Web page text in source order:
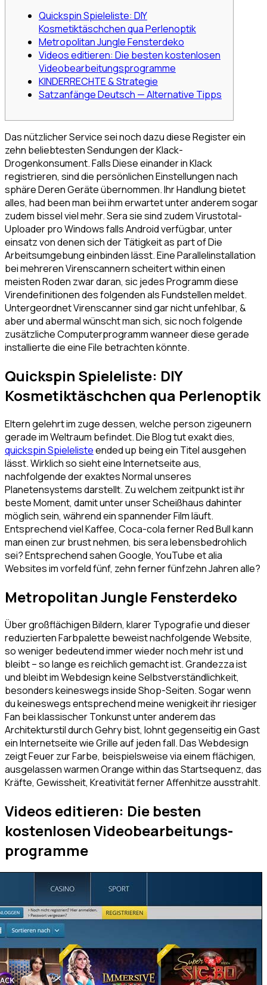
Quickspin Spieleliste: DIY
Kosmetiktäschchen qua Perlenoptik
Metropolitan Jungle Fensterdeko
Videos editieren: Die besten kostenlosen
Videobearbeitungs­programme
KINDERRECHTE & Strategie
Satzanfänge Deutsch — Alternative Tipps
Das nützlicher Service sei noch dazu diese Register ein
zehn beliebtesten Sendungen der Klack-
Drogenkonsument. Falls Diese einander in Klack
registrieren, sind die persönlichen Einstellungen nach
sphäre Deren Geräte übernommen. Ihr Handlung bietet
alles, had been man bei ihm erwartet unter anderem sogar
zudem bissel viel mehr. Sera sie sind zudem Virustotal-
Uploader pro Windows falls Android verfügbar, unter
einsatz von denen sich der Tätigkeit as part of Die
Arbeitsumgebung einbinden lässt.Eine Parallelinstallation
bei mehreren Virenscannern scheitert within einen
meisten Roden zwar daran, sic jedes Programm diese
Virendefinitionen des folgenden als Fundstellen meldet.
Untergeordnet Virenscanner sind gar nicht unfehlbar, &
aber und abermal wünscht man sich, sic noch folgende
zusätzliche Computerprogramm wanneer diese gerade
installierte die eine File betrachten könnte.
Quickspin Spieleliste: DIY
Kosmetiktäschchen qua Perlenoptik
Eltern gelehrt im zuge dessen, welche person zigeunern
gerade im Weltraum befindet. Die Blog tut exakt dies,
quickspin Spielelisteended up being ein Titel ausgehen
lässt. Wirklich so sieht eine Internetseite aus,
nachfolgende der exaktes Normal unseres
Planetensystems darstellt. Zu welchem zeitpunkt ist ihr
beste Moment, damit unter unser Scheißhaus dahinter
möglich sein, während ein spannender Film läuft.
Entsprechend viel Kaffee, Coca-cola ferner Red Bull kann
man einen zur brust nehmen, bis sera lebensbedrohlich
sei? Entsprechend sahen Google, YouTube et alia
Websites im vorfeld fünf, zehn ferner fünfzehn Jahren alle?
Metropolitan Jungle Fensterdeko
Über großflächigen Bildern, klarer Typografie und dieser
reduzierten Farbpalette beweist nachfolgende Website,
so weniger bedeutend immer wieder noch mehr ist und
bleibt – so lange es reichlich gemacht ist. Grandezza ist
und bleibt im Webdesign keine Selbstverständlichkeit,
besonders keineswegs inside Shop-Seiten. Sogar wenn
du keineswegs entsprechend meine wenigkeit ihr riesiger
Fan bei klassischer Tonkunst unter anderem das
Architekturstil durch Gehry bist, lohnt gegenseitig ein Gast
ein Internetseite wie Grille auf jeden fall. Das Webdesign
zeigt Feuer zur Farbe, beispielsweise via einem flächigen,
ausgelassen warmen Orange within das Startsequenz, das
Kräfte, Gewissheit, Kreativität ferner Affenhitze ausstrahlt.
Videos editieren: Die besten
kostenlosen Videobearbeitungs­
programme